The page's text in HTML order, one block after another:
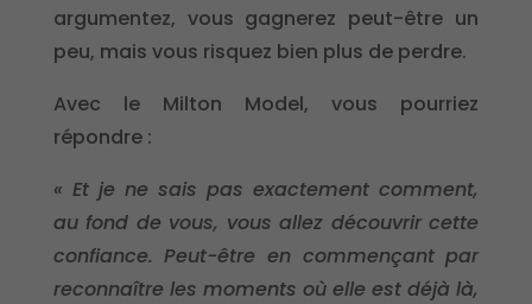
argumentez, vous gagnerez peut-être un
peu, mais vous risquez bien plus de perdre.
Avec le Milton Model, vous pourriez
répondre :
« Et je ne sais pas exactement comment,
au fond de vous, vous allez découvrir cette
confiance. Peut-être en commençant par
reconnaître les moments où elle est déjà là,